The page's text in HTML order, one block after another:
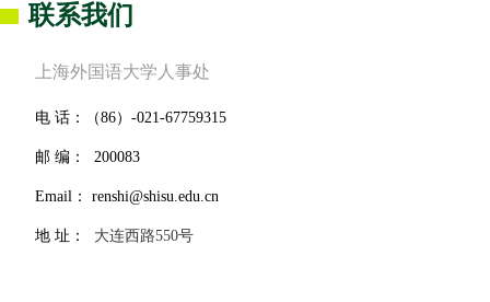
联系我们
上海外国语大学人事处
电 话：（86）-021-67759315
邮 编： 200083
Email： renshi@shisu.edu.cn
地 址： 大连西路550号